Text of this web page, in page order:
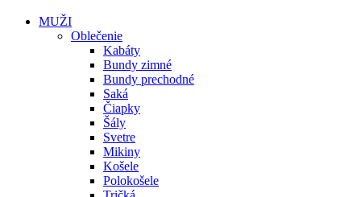
MUŽI
Oblečenie
Kabáty
Bundy zimné
Bundy prechodné
Saká
Čiapky
Šály
Svetre
Mikiny
Košele
Polokošele